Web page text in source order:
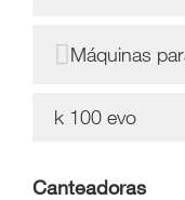
Máquinas
k 100 evo
Canteadoras